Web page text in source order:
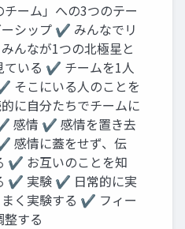
チーム」への3つのテー
シップ ✔ みんなでリ
んなが1つの北極星と
ている ✔ チームを1人
そこにいる人のことを
に自分たちでチームに
感情 ✔ 感情を置き去
感情に蓋をせず、伝
✔ お互いのことを知
✔ 実験 ✔ 日常的に実
く実験する ✔ フィー
整する